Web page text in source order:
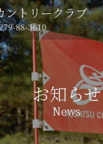
ントリークラブ
88-3610
お知らせ
News